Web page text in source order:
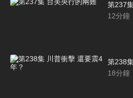
第237
12分鐘
第238
18分鐘